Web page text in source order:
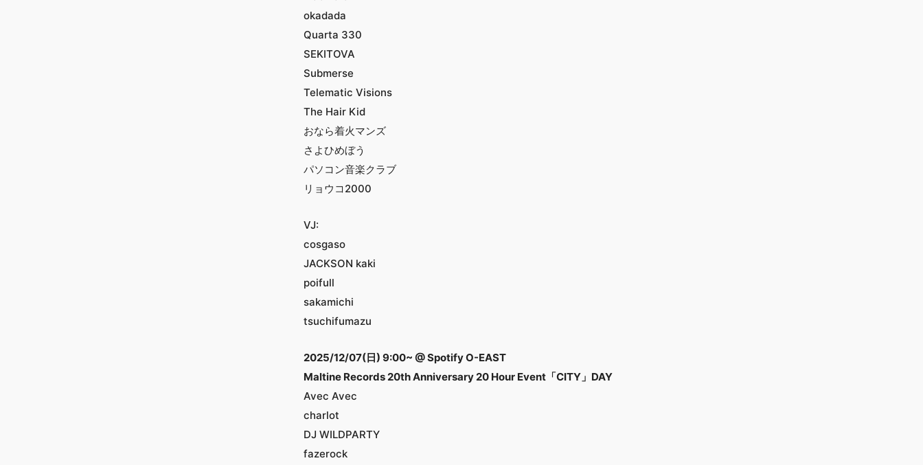
okadada
Quarta 330
SEKITOVA
Submerse
Telematic Visions
The Hair Kid
おなら着火マンズ
さよひめぼう
パソコン音楽クラブ
リョウコ2000
VJ:
cosgaso
JACKSON kaki
poifull
sakamichi
tsuchifumazu
2025/12/07(日) 9:00~ @ Spotify O-EAST
Maltine Records 20th Anniversary 20 Hour Event「CITY」DAY
Avec Avec
charlot
DJ WILDPARTY
fazerock